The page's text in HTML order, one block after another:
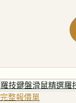
羅技鍵盤滑鼠精選羅
完整報價單